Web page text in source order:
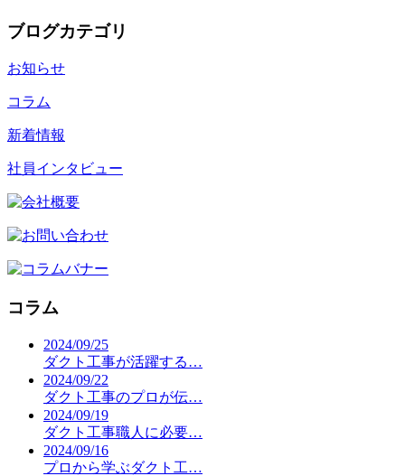
ブログカテゴリ
お知らせ
コラム
新着情報
社員インタビュー
コラム
2024/09/25
ダクト工事が活躍する…
2024/09/22
ダクト工事のプロが伝…
2024/09/19
ダクト工事職人に必要…
2024/09/16
プロから学ぶダクト工…